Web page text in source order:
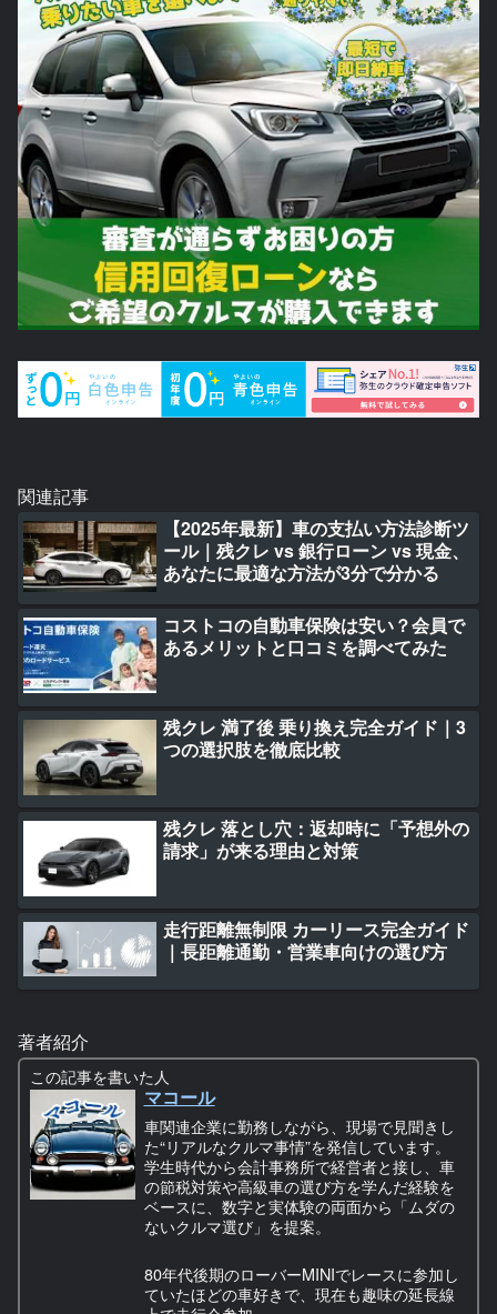
関連記事
【2025年最新】車の支払い方法診断ツ
ール｜残クレ vs 銀行ローン vs 現金、
あなたに最適な方法が3分で分かる
コストコの自動車保険は安い？会員で
あるメリットと口コミを調べてみた
残クレ 満了後 乗り換え完全ガイド｜3
つの選択肢を徹底比較
残クレ 落とし穴：返却時に「予想外の
請求」が来る理由と対策
走行距離無制限 カーリース完全ガイド
｜長距離通勤・営業車向けの選び方
著者紹介
この記事を書いた人
マコール
車関連企業に勤務しながら、現場で見聞きし
た“リアルなクルマ事情”を発信しています。
学生時代から会計事務所で経営者と接し、車
の節税対策や高級車の選び方を学んだ経験を
ベースに、数字と実体験の両面から「ムダの
ないクルマ選び」を提案。
80年代後期のローバーMINIでレースに参加し
ていたほどの車好きで、現在も趣味の延長線